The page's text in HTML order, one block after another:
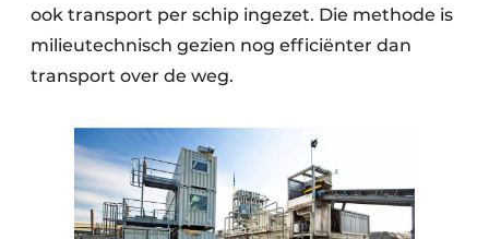
ook transport per schip ingezet. Die methode is
milieutechnisch gezien nog efficiënter dan
transport over de weg.